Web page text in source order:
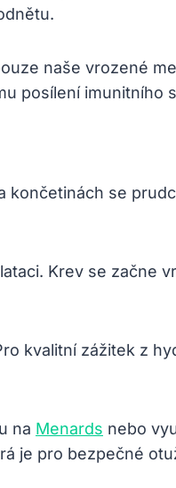
naše vrozené
posílení imunitního
se
Krev se začne
kvalitní zážitek z
na Menards nebo
je pro bezpečné